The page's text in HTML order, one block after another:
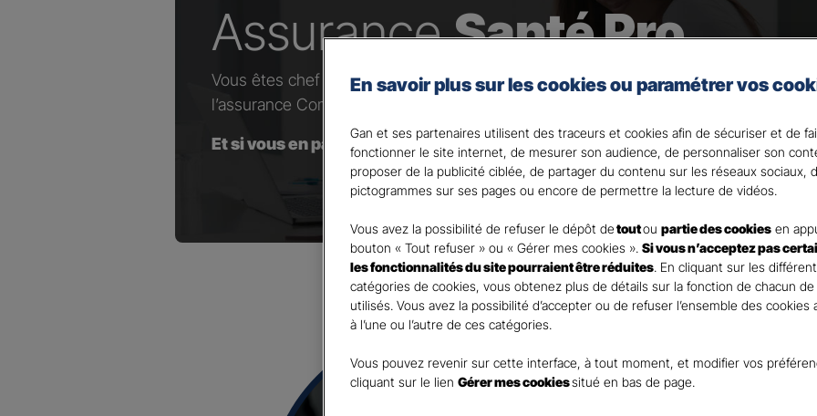
AssuranceSanté Pro
Vous êtes chef d’entreprise, artisan, commerçant, agriculteur ou vous exercez
l’assurance Complémentaire Santé Gan, nous faisons de votre santé un actif
Et si vous en parliez avec votre Agent général ?
En savoir plus sur les cookies ou paramétrer vos
Gan et ses partenaires utilisent des traceurs et cookies afin de sécuriser et de
fonctionner le site internet, de mesurer son audience, de personnaliser son
proposer de la publicité ciblée, de partager du contenu sur les réseaux sociaux,
pictogrammes sur ses pages ou encore de permettre la lecture de vidéos.
Vous avez la possibilité de refuser le dépôt detoutou partie des cookies en
bouton « Tout refuser » ou « Gérer mes cookies ». Si vous n’acceptez pas
les fonctionnalités du site pourraient être réduites. En cliquant sur les
catégories de cookies, vous obtenez plus de détails sur la fonction de chacun
utilisés. Vous avez la possibilité d’accepter ou de refuser l’ensemble des cookies
à l’une ou l’autre de ces catégories.
Vous pouvez revenir sur cette interface, à tout moment, et modifier vos
cliquant sur le lien Gérer mes cookiessitué en bas de page.